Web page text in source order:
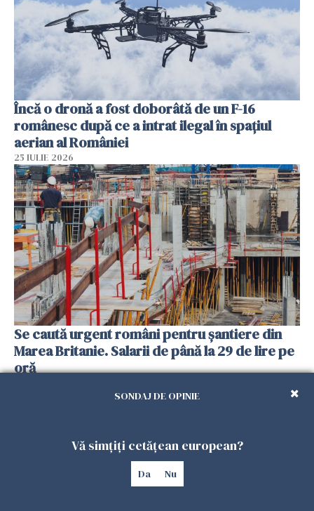
Încă o dronă a fost doborâtă de un F-16
românesc după ce a intrat ilegal în spațiul
aerian al României
25 IULIE 2026
Se caută urgent români pentru șantiere din
Marea Britanie. Salarii de până la 29 de lire pe
oră
SONDAJ DE OPINIE
Vă simțiți cetățean european?
Da Nu